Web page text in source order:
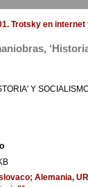
Trotsky en
Y
Alemania,